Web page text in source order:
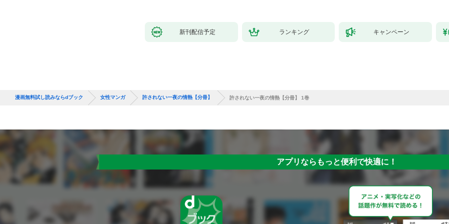
新刊配信予定 ランキング キャンペーン
漫画無料試し読みならdブック 女性マンガ 許されない一夜の情熱【分冊】 許されない一夜の情熱【分冊】 1巻
アプリならもっと便利で快適に！